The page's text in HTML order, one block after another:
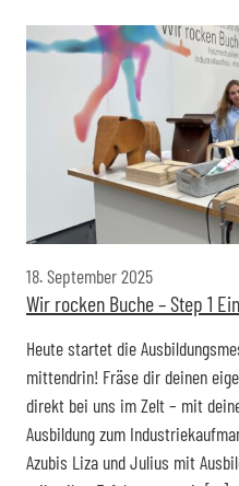
18. September 2025
Wir rocken Buche – Step 1
Heute startet die
mittendrin! Fräse dir deinen
direkt bei uns im Zelt – mit
Ausbildung zum
Azubis Liza und Julius mit